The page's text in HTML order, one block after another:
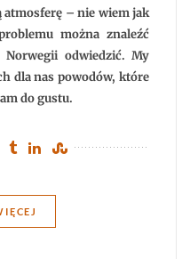
atmosferę – nie wiem jak
można znaleźć
odwiedzić. My
dla nas powodów, które
do gustu.